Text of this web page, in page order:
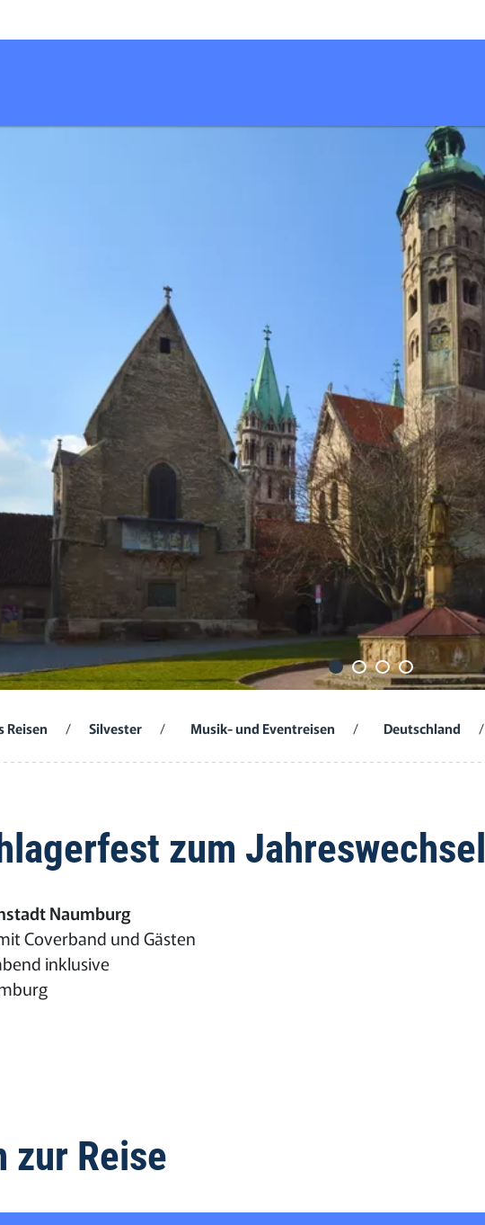
Reisen / Silvester / Musik- und Eventreisen / Deutschland /
zum Jahreswechsel
Naumburg
Coverband und Gästen
inklusive
zur Reise